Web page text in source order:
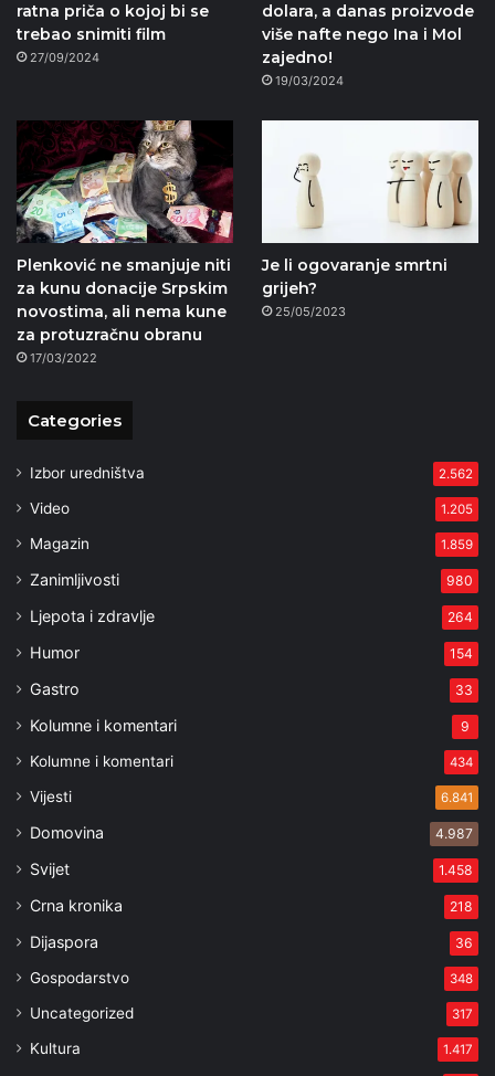
ratna priča o kojoj bi se
trebao snimiti film
27/09/2024
dolara, a danas proizvode
više nafte nego Ina i Mol
zajedno!
19/03/2024
Plenković ne smanjuje niti
za kunu donacije Srpskim
novostima, ali nema kune
za protuzračnu obranu
17/03/2022
Je li ogovaranje smrtni
grijeh?
25/05/2023
Categories
Izbor uredništva 2.562
Video 1.205
Magazin 1.859
Zanimljivosti 980
Ljepota i zdravlje 264
Humor 154
Gastro 33
Kolumne i komentari 9
Kolumne i komentari 434
Vijesti 6.841
Domovina 4.987
Svijet 1.458
Crna kronika 218
Dijaspora 36
Gospodarstvo 348
Uncategorized 317
Kultura 1.417